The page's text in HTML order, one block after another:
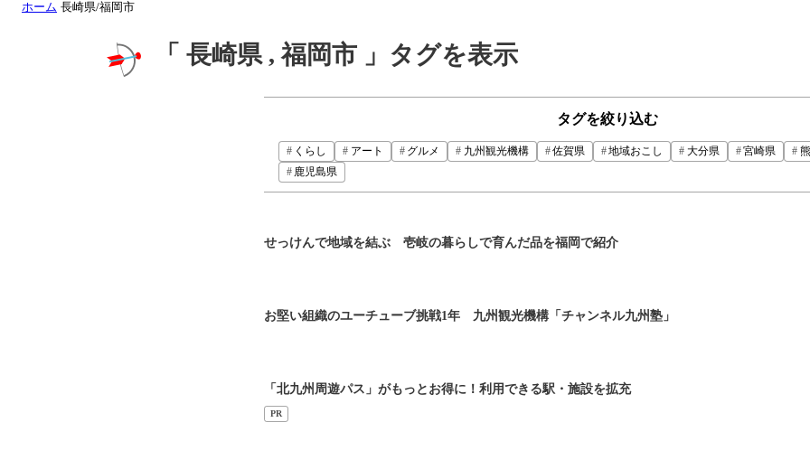
ホーム 長崎県/福岡市
「 長崎県 , 福岡市 」タグを表示
タグを絞り込む
くらし アート グルメ 九州観光機構 佐賀県 地域おこし 大分県 宮崎県
鹿児島県
せっけんで地域を結ぶ 壱岐の暮らしで育んだ品を福岡で紹介
お堅い組織のユーチューブ挑戦1年 九州観光機構「チャンネル九州塾」
「北九州周遊パス」がもっとお得に！利用できる駅・施設を拡充
PR